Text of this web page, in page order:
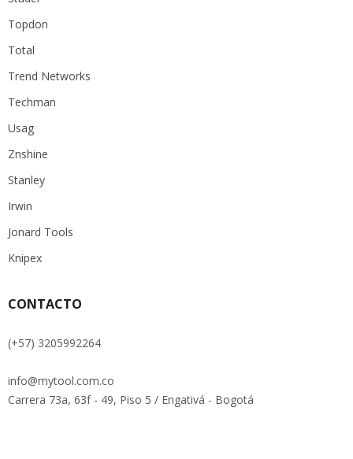
Topdon
Total
Trend Networks
Techman
Usag
Znshine
Stanley
Irwin
Jonard Tools
Knipex
CONTACTO
(+57) 3205992264
info@mytool.com.co
Carrera 73a, 63f - 49, Piso 5 / Engativá - Bogotá